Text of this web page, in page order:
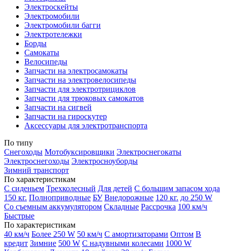
Электроскейты
Электромобили
Электромобили багги
Электротележки
Борды
Самокаты
Велосипеды
Запчасти на электросамокаты
Запчасти на электровелосипеды
Запчасти для электротрициклов
Запчасти для трюковых самокатов
Запчасти на сигвей
Запчасти на гироскутер
Аксессуары для электротранспорта
По типу
Снегоходы Мотобуксировщики Электроснегокаты
Электроснегоходы Электросноуборды
Зимний транспорт
По характеристикам
С сиденьем Трехколесный Для детей С большим запасом хода
150 кг. Полноприводные БУ Внедорожные 120 кг. до 250 W
Со съемным аккумулятором Складные Рассрочка 100 км/ч
Быстрые
По характеристикам
40 км/ч Более 250 W 50 км/ч С амортизаторами Оптом В
кредит Зимние 500 W С надувными колесами 1000 W